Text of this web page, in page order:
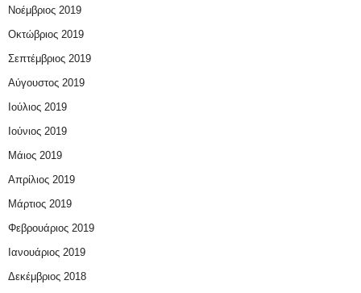
Νοέμβριος 2019
Οκτώβριος 2019
Σεπτέμβριος 2019
Αύγουστος 2019
Ιούλιος 2019
Ιούνιος 2019
Μάιος 2019
Απρίλιος 2019
Μάρτιος 2019
Φεβρουάριος 2019
Ιανουάριος 2019
Δεκέμβριος 2018